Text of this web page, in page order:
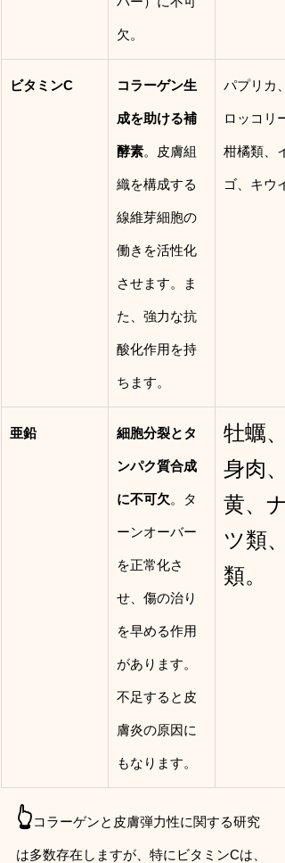
欠。
ビタミンC コラーゲン生
成を助ける補
酵素。皮膚組
織を構成する
線維芽細胞の
働きを活性化
させます。ま
た、強力な抗
酸化作用を持
ちます。
パプリカ
ロッコリ
柑橘類、
ゴ、キウ
亜鉛 細胞分裂とタ
ンパク質合成
に不可欠。タ
ーンオーバー
を正常化さ
せ、傷の治り
を早める作用
があります。
不足すると皮
膚炎の原因に
もなります。
牡蠣、
身肉、
黄、ナ
ツ類、
類。
👆コラーゲンと皮膚弾力性に関する研究
は多数存在しますが、特にビタミンCは、